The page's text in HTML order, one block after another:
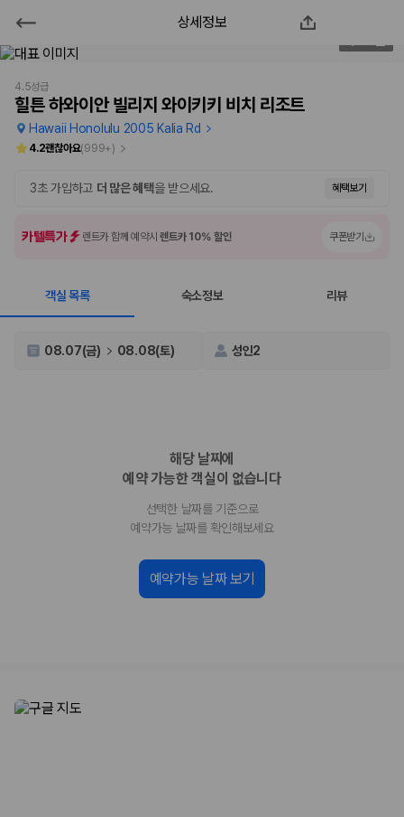
힐튼 하와이안 빌리지 와이키키 비치
리조트
2000만 이용고객이 선택한 제주 렌트카 가격비교 플랫폼
제주 렌트카 업체별 실시간 예약 가능 차량과 요금
인원에 맞는 차종별 가격을 비교합니다.
일반자차, 완전자차, 슈퍼자차의 면책금과 보상 한
제주공항 인수 조건 비교:셔틀 이동, 인수 위치, 반납 편의성을 함께
비교 후 원하는 차량을 바로 예약할 수 있습니다.
1. 단순 최저가가 아니라 실제 결제 조건을 비교하세요
상세정보
4.5성급
힐튼 하와이안 빌리지 와이키키 비치 리조트
Hawaii Honolulu 2005 Kalia Rd
4.2괜찮아요(999+)
3초 가입하고 더 많은 혜택을 받으세요. 혜택보기
카텔특가 렌트카 함께 예약시렌트카 10% 할인 쿠폰받기
객실 목록 숙소정보 리뷰
08.07(금) 08.08(토) 성인2
해당 날짜에
예약 가능한 객실이 없습니다
선택한 날짜를 기준으로
예약가능 날짜를 확인해보세요
예약가능 날짜 보기